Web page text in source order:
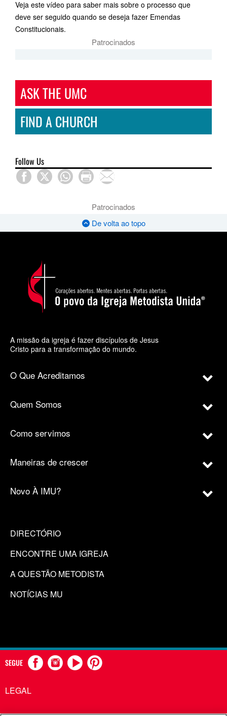
Veja este vídeo para saber mais sobre o processo que
deve ser seguido quando se deseja fazer Emendas
Constitucionais.
Patrocinados
ASK THE UMC
FIND A CHURCH
Follow Us
Patrocinados
De volta ao topo
A missão da igreja é fazer discípulos de Jesus
Cristo para a transformação do mundo.
O Que Acreditamos
Quem Somos
Como servimos
Maneiras de crescer
Novo À IMU?
DIRECTÓRIO
ENCONTRE UMA IGREJA
A QUESTÃO METODISTA
NOTÍCIAS MU
SEGUE
LEGAL